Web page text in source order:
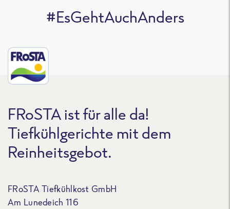
#EsGehtAuchAnders
FRoSTA ist für alle da!
Tiefkühlgerichte mit dem
Reinheitsgebot.
FRoSTA Tiefkühlkost GmbH
Am Lunedeich 116